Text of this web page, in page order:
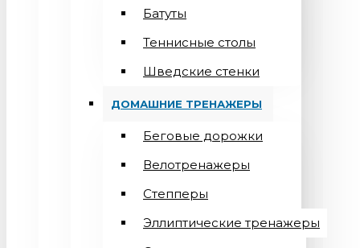
Батуты
Теннисные столы
Шведские стенки
ДОМАШНИЕ ТРЕНАЖЕРЫ
Беговые дорожки
Велотренажеры
Степперы
Эллиптические тренажеры